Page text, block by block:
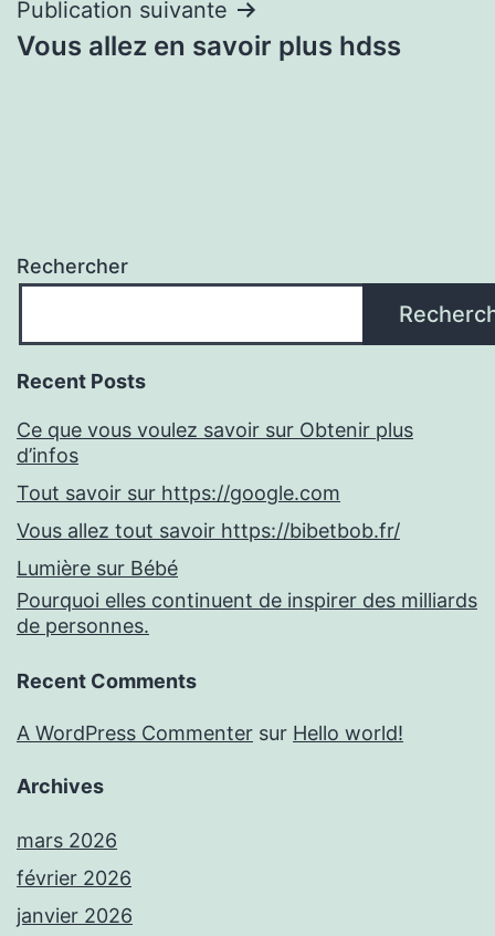
Publication suivante
Vous allez en savoir plus hdss
Rechercher
Recent Posts
Ce que vous voulez savoir sur Obtenir plus
d’infos
Tout savoir sur https://google.com
Vous allez tout savoir https://bibetbob.fr/
Lumière sur Bébé
Pourquoi elles continuent de inspirer des milliards
de personnes.
Recent Comments
A WordPress Commenter sur Hello world!
Archives
mars 2026
février 2026
janvier 2026